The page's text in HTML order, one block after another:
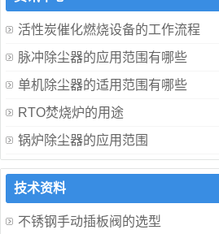
活性炭催化燃烧设备的工作流程
脉冲除尘器的应用范围有哪些
单机除尘器的适用范围有哪些
RTO焚烧炉的用途
锅炉除尘器的应用范围
技术资料
不锈钢手动插板阀的选型